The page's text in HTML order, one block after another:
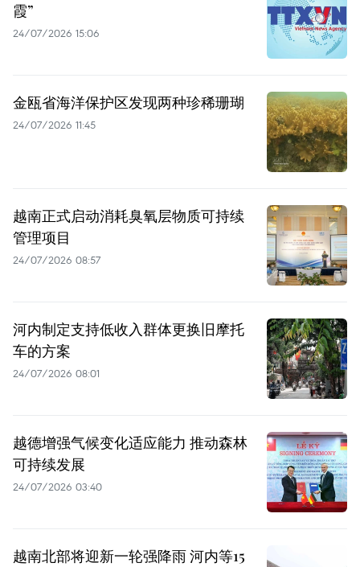
霞”
24/07/2026 15:06
金瓯省海洋保护区发现两种珍稀珊瑚
24/07/2026 11:45
越南正式启动消耗臭氧层物质可持续
管理项目
24/07/2026 08:57
河内制定支持低收入群体更换旧摩托
车的方案
24/07/2026 08:01
越德增强气候变化适应能力 推动森林
可持续发展
24/07/2026 03:40
越南北部将迎新一轮强降雨 河内等15